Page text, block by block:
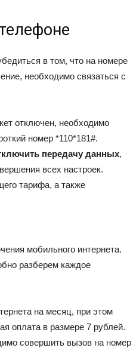
в том, что на номере
необходимо связаться с
отключен, необходимо
номер *110*181#.
передачу данных,
всех настроек.
тарифа, а также
мобильного интернета.
разберем каждое
на месяц, при этом
оплата в размере 7 рублей.
совершить вызов на номер